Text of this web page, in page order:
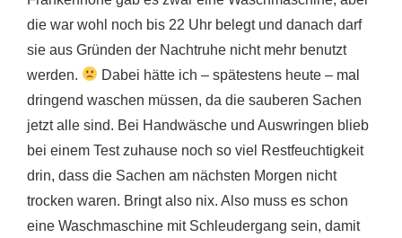
die war wohl noch bis 22 Uhr belegt und danach darf
sie aus Gründen der Nachtruhe nicht mehr benutzt
werden.
Dabei hätte ich – spätestens heute – mal
dringend waschen müssen, da die sauberen Sachen
jetzt alle sind. Bei Handwäsche und Auswringen blieb
bei einem Test zuhause noch so viel Restfeuchtigkeit
drin, dass die Sachen am nächsten Morgen nicht
trocken waren. Bringt also nix. Also muss es schon
eine Waschmaschine mit Schleudergang sein, damit